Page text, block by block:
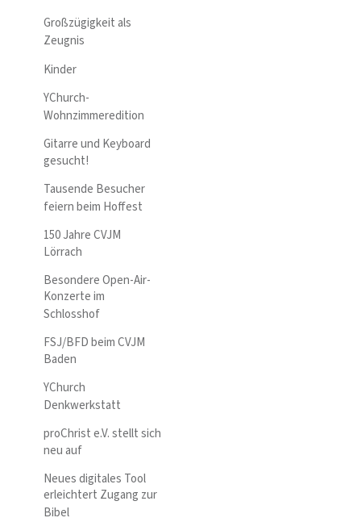
Großzügigkeit als
Zeugnis
Kinder
YChurch-
Wohnzimmeredition
Gitarre und Keyboard
gesucht!
Tausende Besucher
feiern beim Hoffest
150 Jahre CVJM
Lörrach
Besondere Open-Air-
Konzerte im
Schlosshof
FSJ/BFD beim CVJM
Baden
YChurch
Denkwerkstatt
proChrist e.V. stellt sich
neu auf
Neues digitales Tool
erleichtert Zugang zur
Bibel